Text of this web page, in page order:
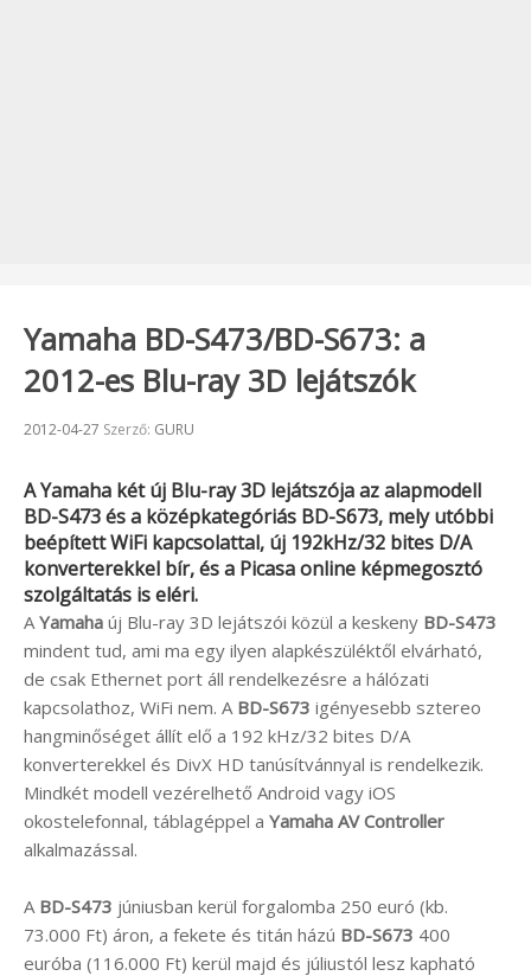
Yamaha BD-S473/BD-S673: a
2012-es Blu-ray 3D lejátszók
Beküldve:
2012-04-27 Szerző: GURU
AYamaha két új Blu-ray 3D lejátszója az alapmodell
BD-S473és a középkategóriás BD-S673, mely utóbbi
beépített WiFi kapcsolattal, új 192kHz/32 bites D/A
konverterekkel bír, és a Picasa online képmegosztó
szolgáltatás is eléri.
A Yamaha új Blu-ray 3D lejátszói közül a keskeny BD-S473
mindent tud, ami ma egy ilyen alapkészüléktől elvárható,
de csak Ethernet port áll rendelkezésre a hálózati
kapcsolathoz, WiFi nem. A BD-S673 igényesebb sztereo
hangminőséget állít elő a 192 kHz/32 bites D/A
konverterekkel és DivX HD tanúsítvánnyal is rendelkezik.
Mindkét modell vezérelhető Android vagy iOS
okostelefonnal, táblagéppel a Yamaha AV Controller
alkalmazással.
A BD-S473 júniusban kerül forgalomba 250 euró (kb.
73.000 Ft) áron, a fekete és titán házú BD-S673 400
euróba (116.000 Ft) kerül majd és júliustól lesz kapható